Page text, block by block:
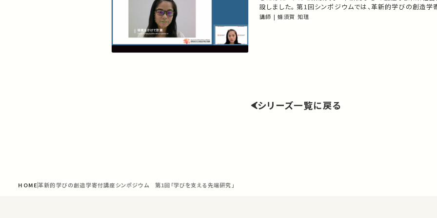
設しました。 第1回シンポジウムでは、革新的学びの創造学
趣旨のご説明と 学びを支える東京大学の先端研究の一端を
講師 | 蜂須賀 知理
シリーズ一覧に戻る
HOME革新的学びの創造学寄付講座シンポジウム 第1回「学びを支える先端研究」